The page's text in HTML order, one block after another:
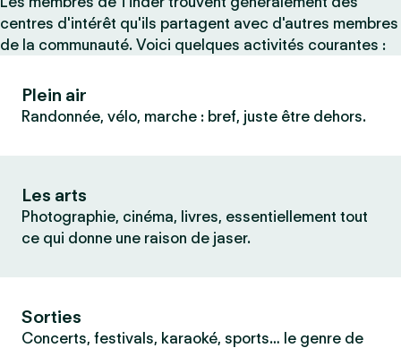
centres d'intérêt qu'ils partagent avec d'autres membres
de la communauté. Voici quelques activités courantes :
Plein air
Randonnée, vélo, marche : bref, juste être dehors.
Les arts
Photographie, cinéma, livres, essentiellement tout
ce qui donne une raison de jaser.
Sorties
Concerts, festivals, karaoké, sports… le genre de